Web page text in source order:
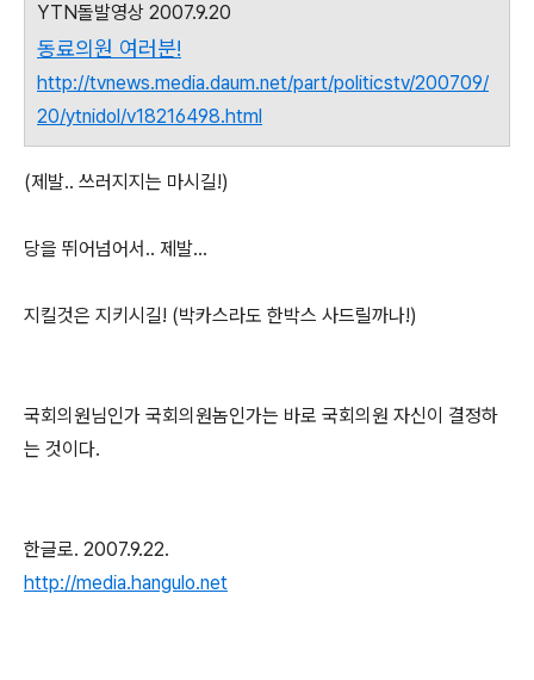
YTN돌발영상 2007.9.20
동료의원 여러분!
http://tvnews.media.daum.net/part/politicstv/200709/
20/ytnidol/v18216498.html
(제발.. 쓰러지지는 마시길!)
당을 뛰어넘어서.. 제발...
지킬것은 지키시길! (박카스라도 한박스 사드릴까나!)
국회의원님인가 국회의원놈인가는 바로 국회의원 자신이 결정하
는 것이다.
한글로. 2007.9.22.
http://media.hangulo.net